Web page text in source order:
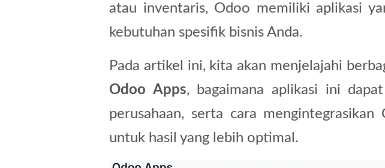
atau inventaris, Odoo memiliki aplikasi
kebutuhan spesifik bisnis Anda.
Pada artikel ini, kita akan menjelajahi
Odoo Apps, bagaimana aplikasi ini
perusahaan, serta cara
untuk hasil yang lebih optimal.